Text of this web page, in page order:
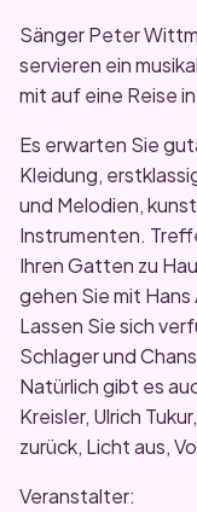
Sänger Peter
servieren ein
mit auf eine Reise
Es erwarten Sie
Kleidung,
und Melodien,
Instrumenten.
Ihren Gatten zu
gehen Sie mit Hans
Lassen Sie sich
Schlager und
Natürlich gibt es
Kreisler, Ulrich
zurück, Licht aus,
Veranstalter: